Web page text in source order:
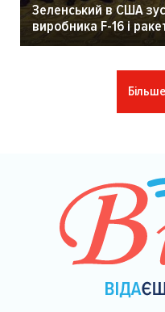
Зеленський в США
виробника F-16 і